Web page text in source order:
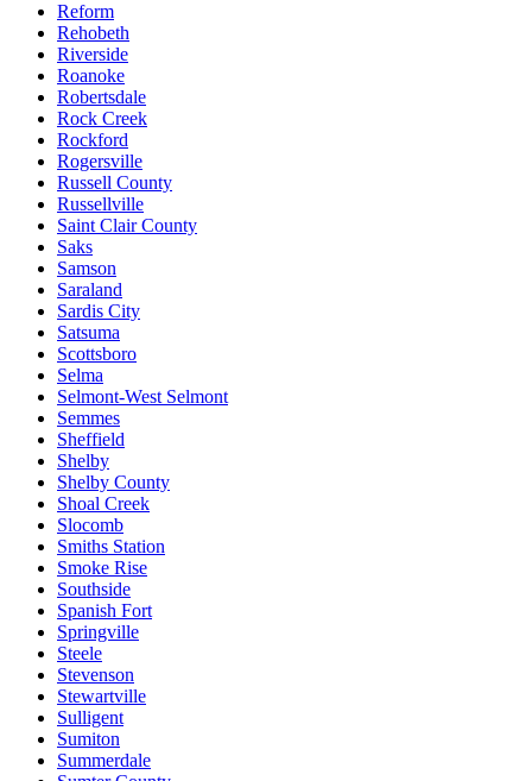
Reform
Rehobeth
Riverside
Roanoke
Robertsdale
Rock Creek
Rockford
Rogersville
Russell County
Russellville
Saint Clair County
Saks
Samson
Saraland
Sardis City
Satsuma
Scottsboro
Selma
Selmont-West Selmont
Semmes
Sheffield
Shelby
Shelby County
Shoal Creek
Slocomb
Smiths Station
Smoke Rise
Southside
Spanish Fort
Springville
Steele
Stevenson
Stewartville
Sulligent
Sumiton
Summerdale